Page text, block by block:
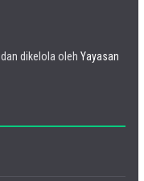
dan dikelola oleh Yayasan